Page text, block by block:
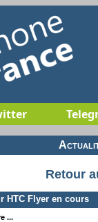
Retour
HTC Flyer en cours
...